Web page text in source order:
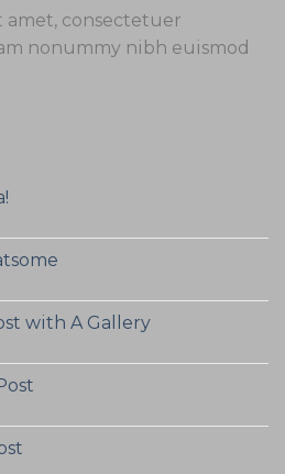
amet, consectetuer
nonummy nibh euismod
with A Gallery